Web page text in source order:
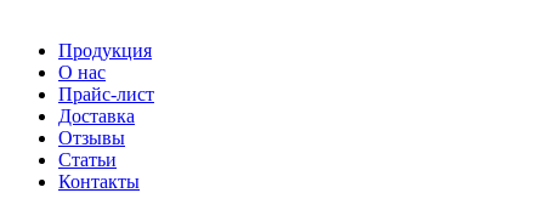
Продукция
О нас
Прайс-лист
Доставка
Отзывы
Статьи
Контакты